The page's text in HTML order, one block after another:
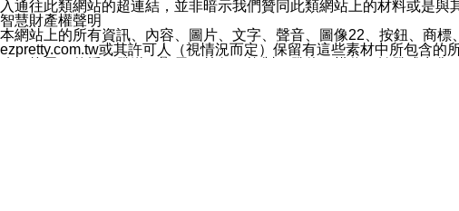
入通往此類網站的超連結，並非暗示我們贊同此類網站上的材料或是與
智慧財產權聲明
本網站上的所有資訊、內容、圖片、文字、聲音、圖像22、按鈕、商
ezpretty.com.tw或其許可人（視情況而定）保留有這些素材中所包含